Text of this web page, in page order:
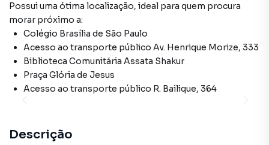
Possui uma ótima localização, ideal para quem procura
morar próximo a:
Colégio Brasília de São Paulo
Acesso ao transporte público Av. Henrique Morize, 333
Biblioteca Comunitária Assata Shakur
Praça Glória de Jesus
Acesso ao transporte público R. Bailique, 364
Descrição